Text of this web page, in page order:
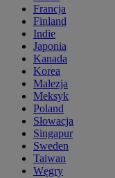
Francja
Finland
Indie
Japonia
Kanada
Korea
Malezja
Meksyk
Poland
Słowacja
Singapur
Sweden
Taiwan
Węgry